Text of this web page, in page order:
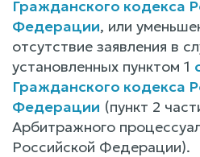
Гражданского кодекса
Федерации, или
отсутствие заявления в
установленных пунктом 1
Гражданского кодекса
Федерации (пункт 2
Арбитражного
Российской Федерации).